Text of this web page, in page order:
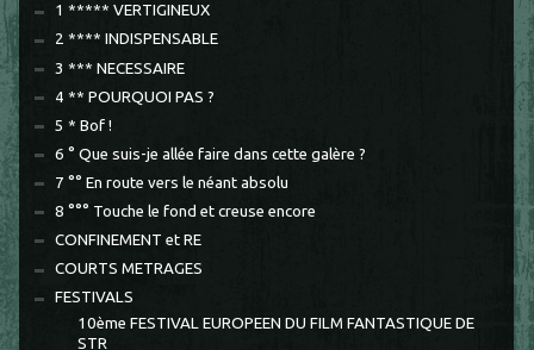
1 ***** VERTIGINEUX
2 **** INDISPENSABLE
3 *** NECESSAIRE
4 ** POURQUOI PAS ?
5 * Bof !
6 ° Que suis-je allée faire dans cette galère ?
7 °° En route vers le néant absolu
8 °°° Touche le fond et creuse encore
CONFINEMENT et RE
COURTS METRAGES
FESTIVALS
10ème FESTIVAL EUROPEEN DU FILM FANTASTIQUE DE
STR